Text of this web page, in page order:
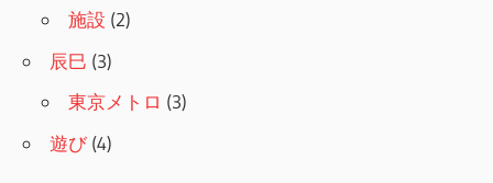
施設 (2)
辰巳 (3)
東京メトロ (3)
遊び (4)